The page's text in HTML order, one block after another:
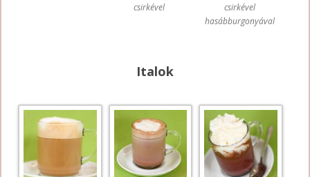
csirkével
csirkével
hasábburgonyával
Italok